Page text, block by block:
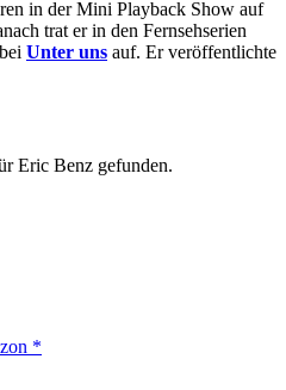
in der Mini Playback Show auf
trat er in den Fernsehserien
Unter uns auf. Er veröffentlichte
Eric Benz gefunden.
*